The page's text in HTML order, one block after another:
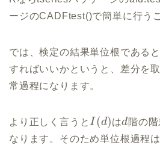
ージのCADFtest()で簡単に行う
では、検定の結果単位根である
すればいいかというと、差分を
常過程になります。
より正しく言うと I (d)はd階の
なります。そのため単位根過程